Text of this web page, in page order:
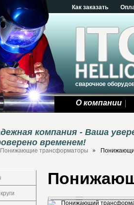
Как заказать
сварочное
О компании
компания - Ваша
временем!
Понижающие трансформаторы